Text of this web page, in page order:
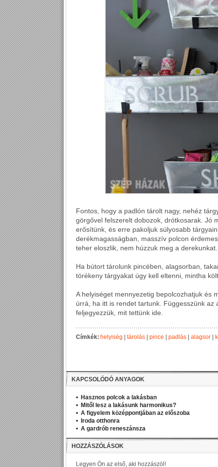
Fontos, hogy a padlón tárolt nagy, nehéz
görgővel felszerelt dobozok, drótkosarak. Jó
erősítünk, és erre pakoljuk súlyosabb
derékmagasságban, masszív polcon
teher eloszlik, nem húzzuk meg a derekunkat.
Ha bútort tárolunk pincében, alagsorban,
törékeny tárgyakat úgy kell eltenni, mintha
A helyiséget mennyezetig bepolcozhatjuk és
úrrá, ha itt is rendet tartunk. Függesszünk
feljegyezzük, mit tettünk ide.
Címkék: helyiség tárolás pince padlás alagsor
KAPCSOLÓDÓ ANYAGOK
Hasznos polcok a lakásban
Mitől lesz a lakásunk harmonikus?
A figyelem középpontjában az előszoba
Iroda otthonra
A gardrób reneszánsza